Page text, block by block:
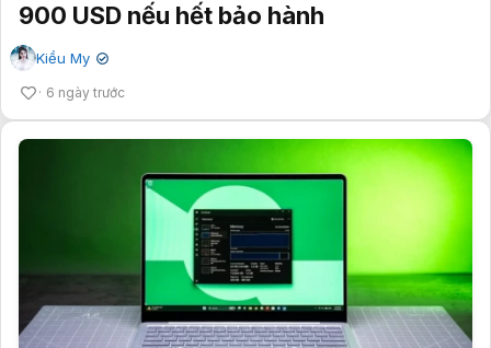
900 USD nếu hết bảo hành
Kiều My ✔
6 ngày trước